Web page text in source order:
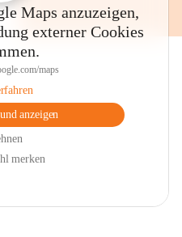
Maps anzuzeigen,
externer Cookies
maps
anzeigen
merken